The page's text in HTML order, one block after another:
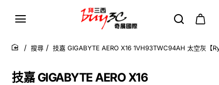
技嘉 GIGABYTE AERO X16
home
搜尋 技嘉 GIGABYTE AERO X16 1VH93TWC94AH 太空灰【